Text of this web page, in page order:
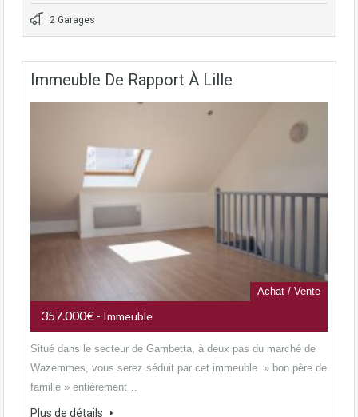
2 Garages
Immeuble De Rapport À Lille
Achat / Vente
357.000€ - Immeuble
Situé dans le secteur de Gambetta, à deux pas du marché de
Wazemmes, vous serez séduit par cet immeuble » bon père de
famille » entièrement…
Plus de détails